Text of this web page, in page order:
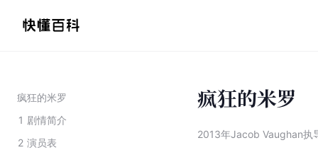
疯狂的米罗
1 剧情简介
2 演员表
疯狂的米罗
2013年Jacob Vaughan执